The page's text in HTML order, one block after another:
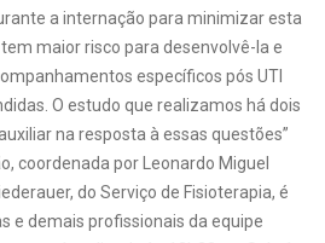
a internação para minimizar esta
maior risco para desenvolvê-la e
específicos pós UTI
O estudo que realizamos há dois
na resposta à essas questões”
coordenada por Leonardo Miguel
do Serviço de Fisioterapia, é
e demais profissionais da equipe